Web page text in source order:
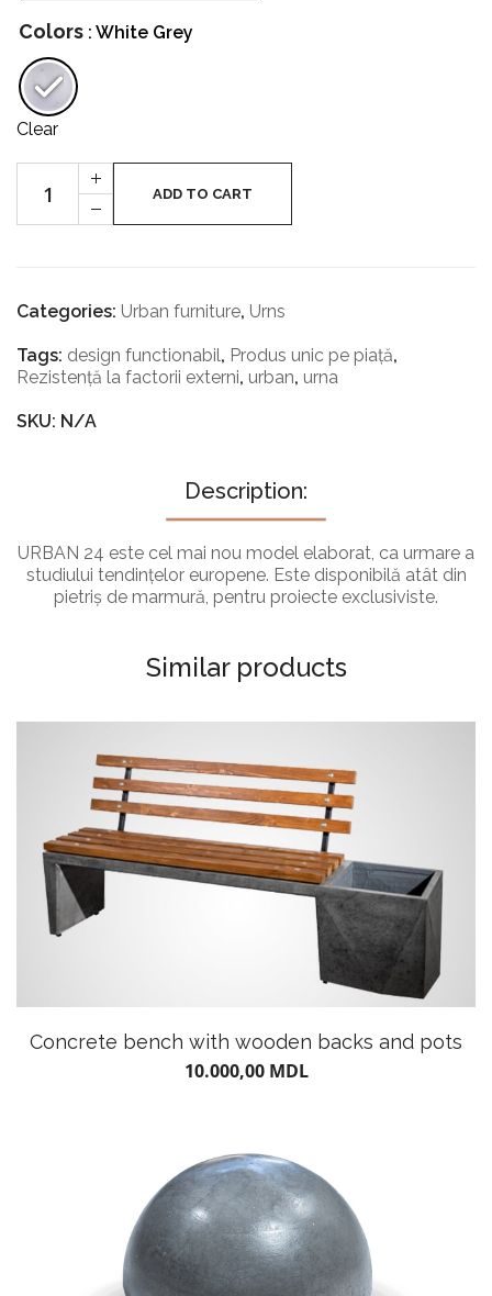
POTS
Colors : White Grey
Clear
URBAN
+
-
ADD TO CART
Categories: Urban furniture, Urns
Tags: design functionabil, Produs unic pe piață,
Rezistență la factorii externi, urban, urna
SKU: N/A
Description:
URBAN 24 este cel mai nou model elaborat, ca urmare a
studiului tendințelor europene. Este disponibilă atât din
pietriș de marmură, pentru proiecte exclusiviste.
Similar products
Concrete bench with wooden backs and pots
10.000,00 MDL